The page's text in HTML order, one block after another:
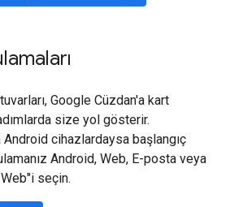
Google Cüzdan'a kart
size yol gösterir.
Android cihazlardaysa başlangıç
Android, Web, E-posta veya
seçin.